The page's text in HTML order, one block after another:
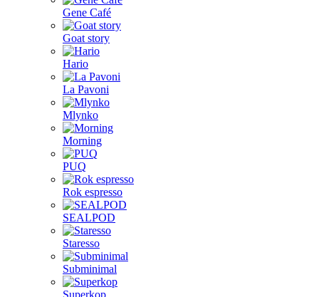
Gene Café
Goat story
Hario
La Pavoni
Mlynko
Morning
PUQ
Rok espresso
SEALPOD
Staresso
Subminimal
Superkop